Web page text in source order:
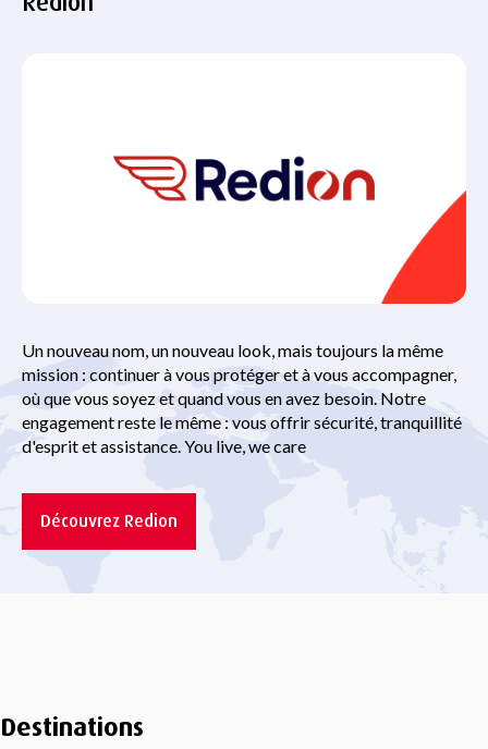
Un nouveau nom, un nouveau look, mais toujours la même
mission : continuer à vous protéger et à vous accompagner,
où que vous soyez et quand vous en avez besoin. Notre
engagement reste le même : vous offrir sécurité, tranquillité
d'esprit et assistance. You live, we care
Découvrez Redion
Destinations